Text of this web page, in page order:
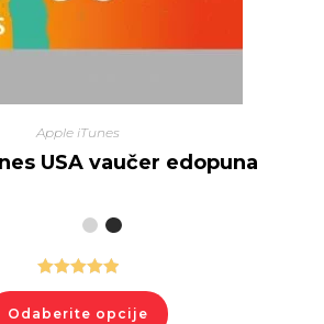
Apple iTunes
USA vaučer edopuna
Ocenjeno
sa5.00 od
Odaberite opcije